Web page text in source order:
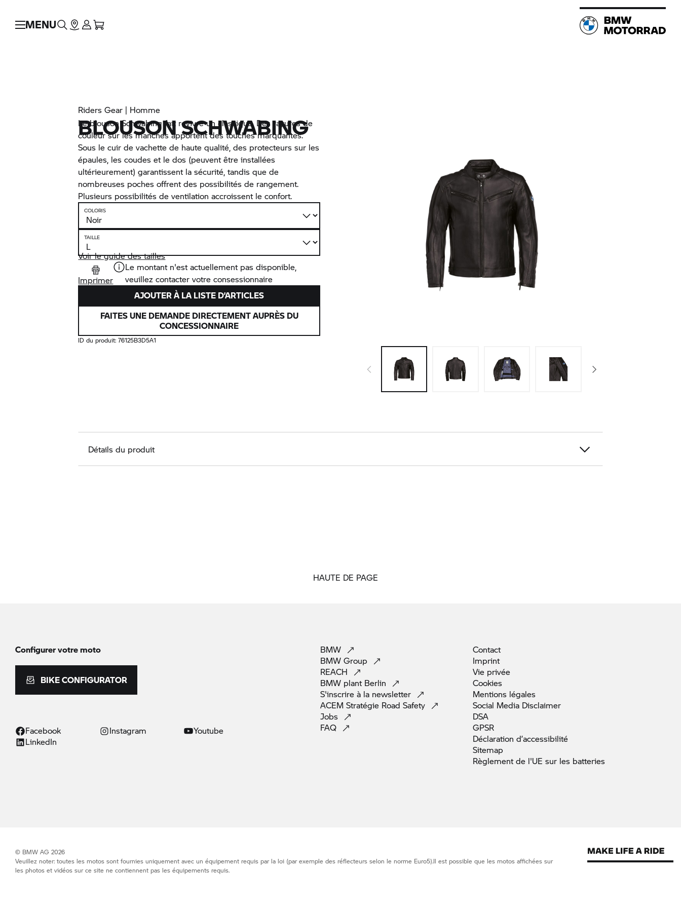
MENU
Riders Gear | Homme
BLOUSON SCHWABING
Le blouson Schwabing fait revivre un classique. Des rayures de
couleur sur les manches apportent des touches marquantes.
Sous le cuir de vachette de haute qualité, des protecteurs sur les
épaules, les coudes et le dos (peuvent être installées
ultérieurement) garantissent la sécurité, tandis que de
nombreuses poches offrent des possibilités de rangement.
Plusieurs possibilités de ventilation accroissent le confort.
COLORIS
TAILLE
Voir le guide des tailles
Imprimer
Le montant n'est actuellement pas disponible,
veuillez contacter votre consessionnaire
AJOUTER À LA LISTE D’ARTICLES
FAITES UNE DEMANDE DIRECTEMENT AUPRÈS DU
CONCESSIONNAIRE
ID du produit:76125B3D5A1
Détails du produit
HAUTE DE PAGE
Configurer votre moto
BIKE CONFIGURATOR
Facebook Instagram
Youtube
LinkedIn
BMW
BMW Group
REACH
BMW plant Berlin
S'inscrire à la newsletter
ACEM Stratégie Road Safety
Jobs
FAQ
Contact
Imprint
Vie privée
Cookies
Mentions légales
Social Media Disclaimer
DSA
GPSR
Déclaration d’accessibilité
Sitemap
Règlement de l'UE sur les batteries
© BMW AG 2026
Veuillez noter: toutes les motos sont fournies uniquement avec un équipement requis par la loi (par exemple des réflecteurs selon le norme Euro5).Il est possible que les motos affichées sur
les photos et vidéos sur ce site ne contiennent pas les équipements requis.